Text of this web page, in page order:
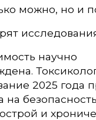
можно, но и
научно
2025 года
на
и